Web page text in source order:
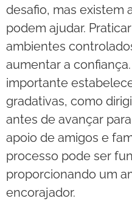
desafio, mas existem
podem ajudar.
ambientes
aumentar a
importante
gradativas, como
antes de avançar
apoio de amigos e
processo pode ser
proporcionando um
encorajador.